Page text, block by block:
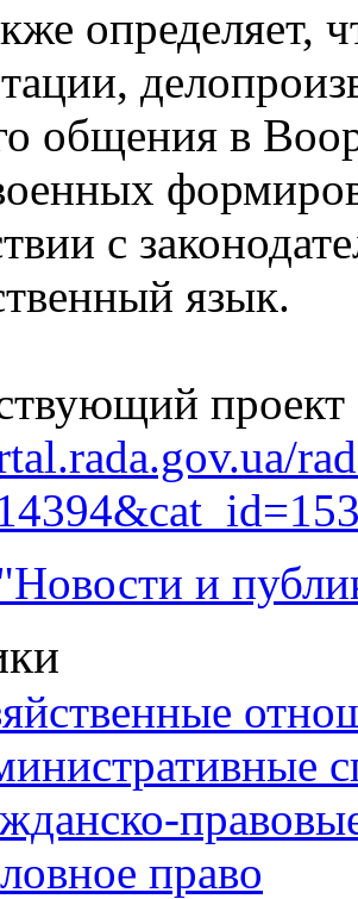
определяет,
общения в
с
язык.
и
право